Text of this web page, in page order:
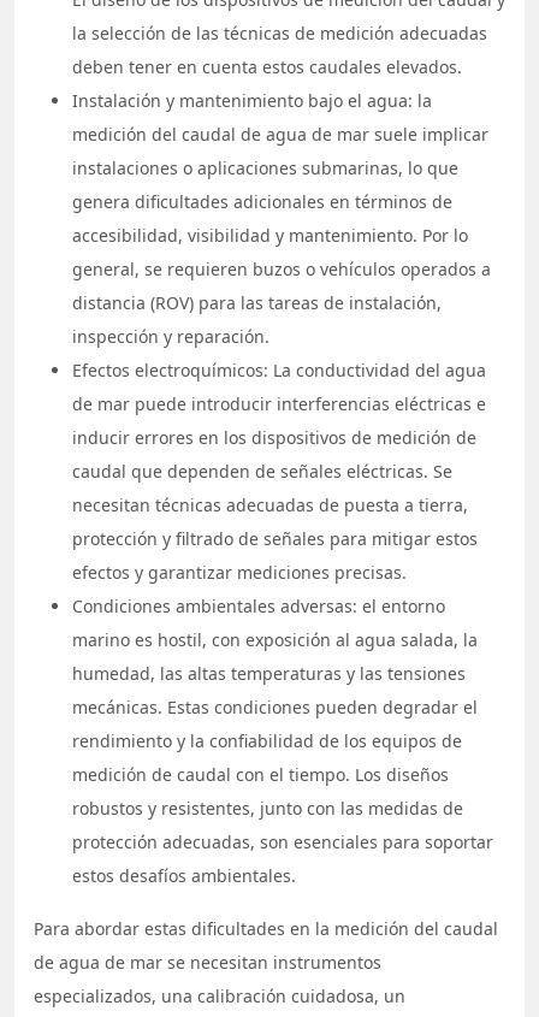
la selección de las técnicas de medición adecuadas
deben tener en cuenta estos caudales elevados.
Instalación y mantenimiento bajo el agua: la
medición del caudal de agua de mar suele implicar
instalaciones o aplicaciones submarinas, lo que
genera dificultades adicionales en términos de
accesibilidad, visibilidad y mantenimiento. Por lo
general, se requieren buzos o vehículos operados a
distancia (ROV) para las tareas de instalación,
inspección y reparación.
Efectos electroquímicos: La conductividad del agua
de mar puede introducir interferencias eléctricas e
inducir errores en los dispositivos de medición de
caudal que dependen de señales eléctricas. Se
necesitan técnicas adecuadas de puesta a tierra,
protección y filtrado de señales para mitigar estos
efectos y garantizar mediciones precisas.
Condiciones ambientales adversas: el entorno
marino es hostil, con exposición al agua salada, la
humedad, las altas temperaturas y las tensiones
mecánicas. Estas condiciones pueden degradar el
rendimiento y la confiabilidad de los equipos de
medición de caudal con el tiempo. Los diseños
robustos y resistentes, junto con las medidas de
protección adecuadas, son esenciales para soportar
estos desafíos ambientales.
Para abordar estas dificultades en la medición del caudal
de agua de mar se necesitan instrumentos
especializados, una calibración cuidadosa, un